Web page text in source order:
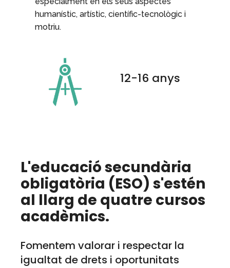
humanístic, artístic, científic-tecnològic i
motriu.
12-16 anys
L'educació secundària
obligatòria (ESO) s'estén
al llarg de quatre cursos
acadèmics.
Fomentem valorar i respectar la
igualtat de drets i oportunitats